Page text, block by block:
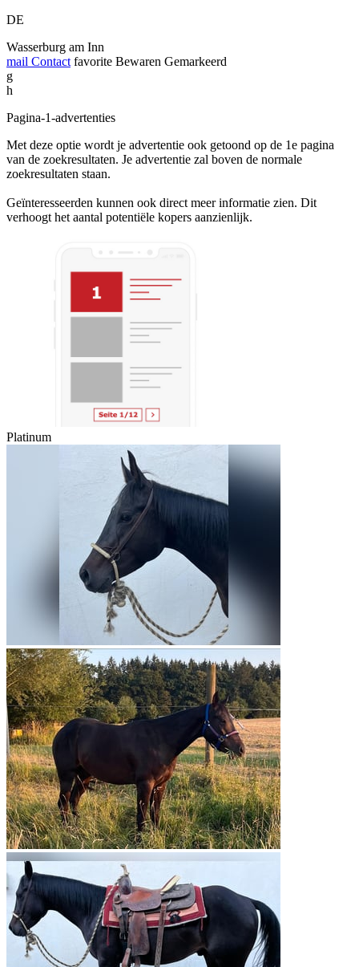
DE
Wasserburg am Inn
mail Contact favorite Bewaren Gemarkeerd
g
h
Pagina-1-advertenties
Met deze optie wordt je advertentie ook getoond op de 1e pagina
van de zoekresultaten. Je advertentie zal boven de normale
zoekresultaten staan.
Geïnteresseerden kunnen ook direct meer informatie zien. Dit
verhoogt het aantal potentiële kopers aanzienlijk.
Platinum